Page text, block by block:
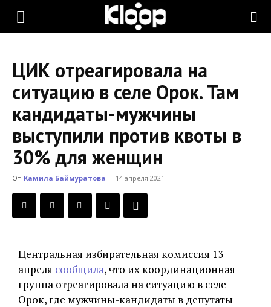
KLOOP.KG
Новости
Кыргызстана
ЦИК отреагировала на
ситуацию в селе Орок. Там
кандидаты-мужчины
выступили против квоты в
30% для женщин
От Камила Баймуратова - 14 апреля 2021
Центральная избирательная комиссия 13
апреля сообщила, что их координационная
группа отреагировала на ситуацию в селе
Орок, где мужчины-кандидаты в депутаты